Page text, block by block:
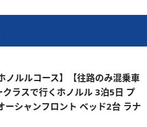
ノルルコース】【往路のみ混乗車
ラスで行くホノルル 3泊5日 プ
ーシャンフロント ベッド2台 ラナ